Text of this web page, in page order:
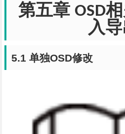
第五章 OSD
入
5.1 单独OSD修改